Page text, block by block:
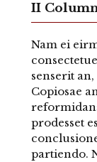
II
Nam ei
senserit
Copiosae
prodesset
partiendo.